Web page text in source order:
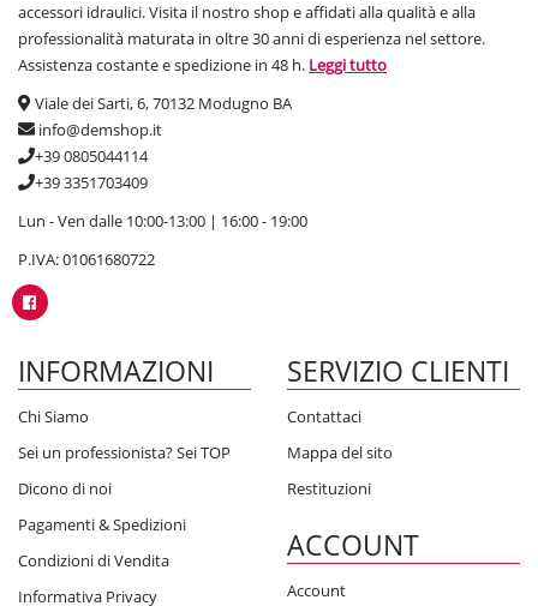
accessori idraulici. Visita il nostro shop e affidati alla qualità e alla
professionalità maturata in oltre 30 anni di esperienza nel settore.
Assistenza costante e spedizione in 48 h. Leggi tutto
Viale dei Sarti, 6, 70132 Modugno BA
info@demshop.it
+39 0805044114
+39 3351703409
Lun - Ven dalle 10:00-13:00 | 16:00 - 19:00
P.IVA: 01061680722
INFORMAZIONI
Chi Siamo
Sei un professionista? Sei TOP
Dicono di noi
Pagamenti & Spedizioni
Condizioni di Vendita
Informativa Privacy
SERVIZIO CLIENTI
Contattaci
Mappa del sito
Restituzioni
ACCOUNT
Account